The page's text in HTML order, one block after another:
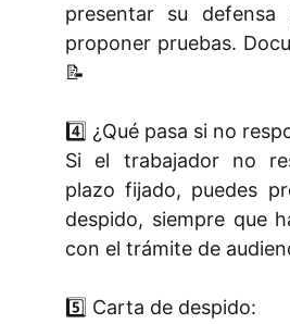
presentar su
proponer pruebas.
📝
4️⃣ ¿Qué pasa si no
Si el trabajador no
plazo fijado, puedes
despido, siempre que
con el trámite de
5️⃣ Carta de despido: